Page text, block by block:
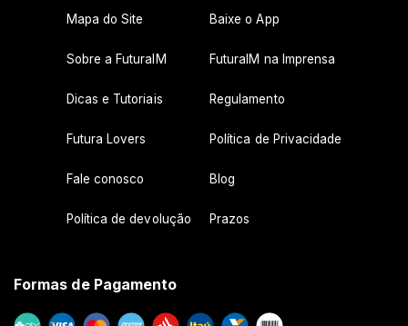
Mapa do Site Baixe o App
Sobre a FuturaIM FuturaIM na Imprensa
Dicas e Tutoriais Regulamento
Futura Lovers Política de Privacidade
Fale conosco Blog
Política de devolução Prazos
Formas de Pagamento